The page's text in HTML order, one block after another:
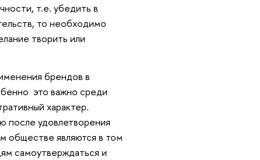
т.е. убедить в
то необходимо
творить или
брендов в
это важно среди
характер.
после удовлетворения
обществе являются в том
самоутверждаться и